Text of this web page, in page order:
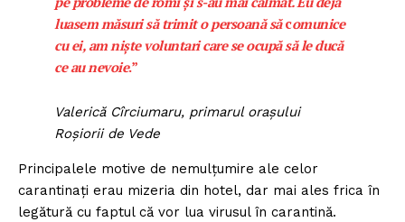
luasem măsuri să trimit o persoană săcomunice
cu ei, am niște voluntari care se ocupă să le ducă
ce au nevoie.”
Valerică Cîrciumaru, primarul orașului
Roșiorii de Vede
Principalele motive de nemulțumire ale celor
carantinați erau mizeria din hotel, dar mai ales frica în
legătură cu faptul că vor lua virusul în carantină.